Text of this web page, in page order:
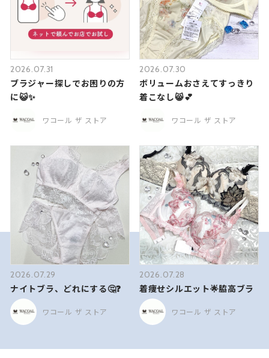
2026.07.31
ブラジャー探しでお困りの方
に😺✨
ワコール ザ ストア
2026.07.30
ボリュームおさえてすっきり
着こなし😸💕
ワコール ザ ストア
2026.07.29
ナイトブラ、どれにする🤔❓
ワコール ザ ストア
2026.07.28
着痩せシルエット🌟脇高ブラ
ワコール ザ ストア